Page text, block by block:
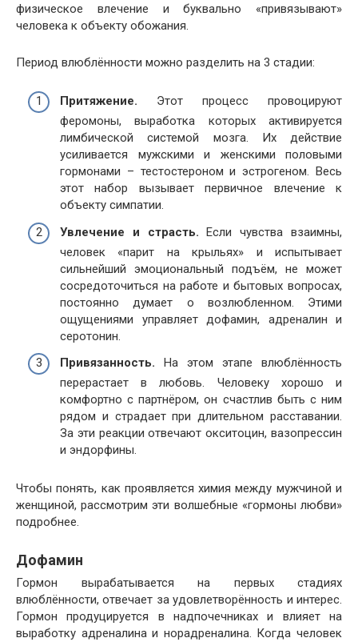
физическое влечение и буквально «привязывают»
человека к объекту обожания.
Период влюблённости можно разделить на 3 стадии:
Притяжение. Этот процесс провоцируют
феромоны, выработка которых активируется
лимбической системой мозга. Их действие
усиливается мужскими и женскими половыми
гормонами – тестостероном и эстрогеном. Весь
этот набор вызывает первичное влечение к
объекту симпатии.
Увлечение и страсть. Если чувства взаимны,
человек «парит на крыльях» и испытывает
сильнейший эмоциональный подъём, не может
сосредоточиться на работе и бытовых вопросах,
постоянно думает о возлюбленном. Этими
ощущениями управляет дофамин, адреналин и
серотонин.
Привязанность. На этом этапе влюблённость
перерастает в любовь. Человеку хорошо и
комфортно с партнёром, он счастлив быть с ним
рядом и страдает при длительном расставании.
За эти реакции отвечают окситоцин, вазопрессин
и эндорфины.
Чтобы понять, как проявляется химия между мужчиной и
женщиной, рассмотрим эти волшебные «гормоны любви»
подробнее.
Дофамин
Гормон вырабатывается на первых стадиях
влюблённости, отвечает за удовлетворённость и интерес.
Гормон продуцируется в надпочечниках и влияет на
выработку адреналина и норадреналина. Когда человек